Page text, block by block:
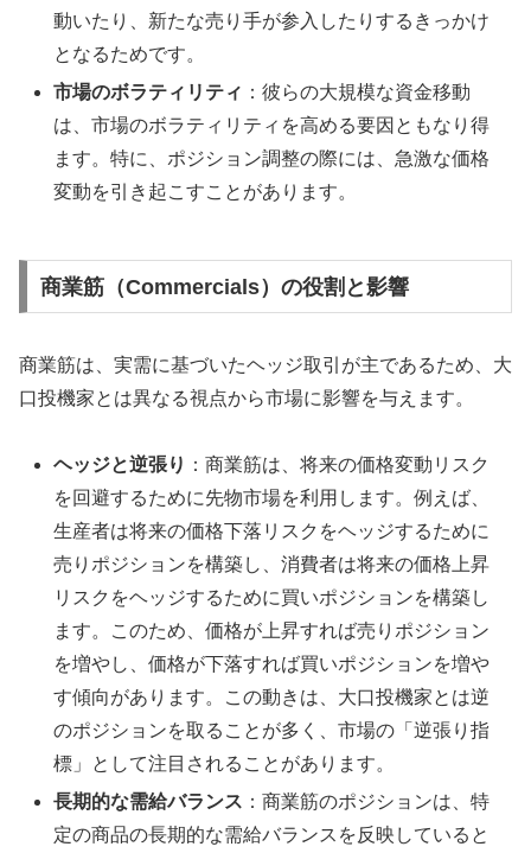
動いたり、新たな売り手が参入したりするきっかけ
となるためです。
市場のボラティリティ ：彼らの大規模な資金移動
は、市場のボラティリティを高める要因ともなり得
ます。特に、ポジション調整の際には、急激な価格
変動を引き起こすことがあります。
商業筋（Commercials）の役割と影響
商業筋は、実需に基づいたヘッジ取引が主であるため、大
口投機家とは異なる視点から市場に影響を与えます。
ヘッジと逆張り ：商業筋は、将来の価格変動リスク
を回避するために先物市場を利用します。例えば、
生産者は将来の価格下落リスクをヘッジするために
売りポジションを構築し、消費者は将来の価格上昇
リスクをヘッジするために買いポジションを構築し
ます。このため、価格が上昇すれば売りポジション
を増やし、価格が下落すれば買いポジションを増や
す傾向があります。この動きは、大口投機家とは逆
のポジションを取ることが多く、市場の「逆張り指
標」として注目されることがあります。
長期的な需給バランス ：商業筋のポジションは、特
定の商品の長期的な需給バランスを反映していると